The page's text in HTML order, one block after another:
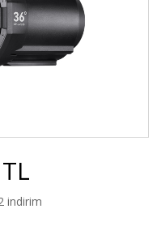
indirim